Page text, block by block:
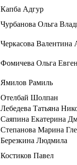
Капба Адгур
Чурбанова Ольга
Черкасова Валентина
Фомичева Ольга
Ямилов Рамиль
Отелбай Шолпан
Лебедева Татьяна
Саяпина Екатерина
Степанова Марина
Березкина Людмила
Костиков Павел